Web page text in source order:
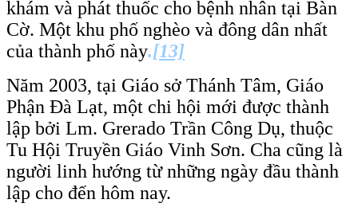
khám và phát thuốc cho bệnh nhân tại Bàn
Cờ. Một khu phố nghèo và đông dân nhất
của thành phố này.[13]
Năm 2003, tại Giáo sở Thánh Tâm, Giáo
Phận Đà Lạt, một chi hội mới được thành
lập bởi Lm. Grerado Trần Công Dụ, thuộc
Tu Hội Truyền Giáo Vinh Sơn. Cha cũng là
người linh hướng từ những ngày đầu thành
lập cho đến hôm nay.